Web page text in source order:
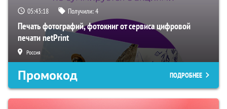
05:43:17 Получили:4
Печать фотографий, фотокниг от сервиса цифровой
печати netPrint
Россия
Промокод ПОДРОБНЕЕ